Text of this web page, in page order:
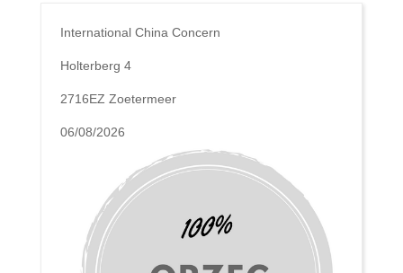
International China Concern
Holterberg 4
2716EZ Zoetermeer
06/08/2026